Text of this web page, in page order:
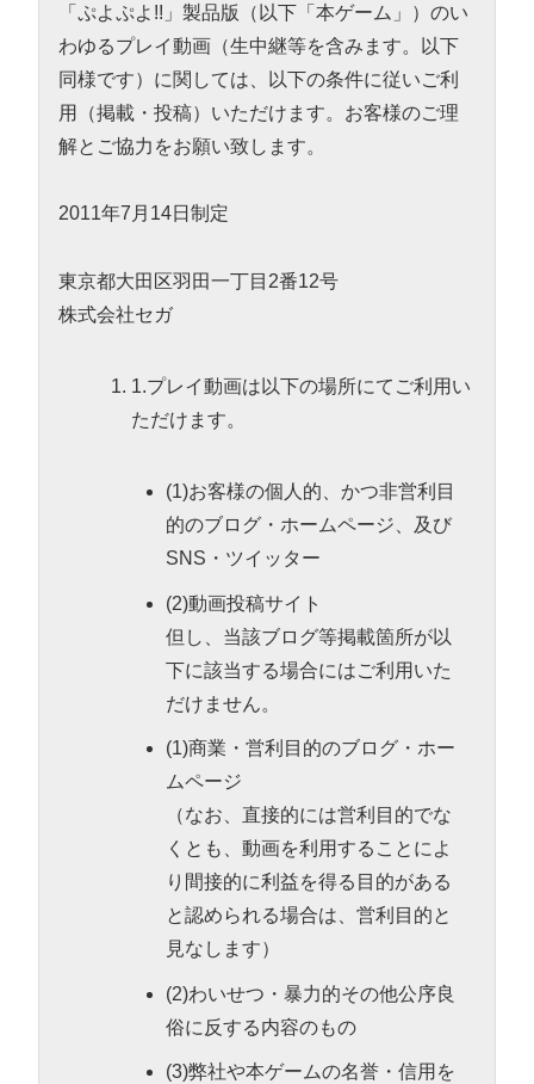
「ぷよぷよ!!」製品版（以下「本ゲーム」）のい
わゆるプレイ動画（生中継等を含みます。以下
同様です）に関しては、以下の条件に従いご利
用（掲載・投稿）いただけます。お客様のご理
解とご協力をお願い致します。
2011年7月14日制定
東京都大田区羽田一丁目2番12号
株式会社セガ
1.プレイ動画は以下の場所にてご利用い
ただけます。
(1)お客様の個人的、かつ非営利目
的のブログ・ホームページ、及び
SNS・ツイッター
(2)動画投稿サイト
但し、当該ブログ等掲載箇所が以
下に該当する場合にはご利用いた
だけません。
(1)商業・営利目的のブログ・ホー
ムページ
（なお、直接的には営利目的でな
くとも、動画を利用することによ
り間接的に利益を得る目的がある
と認められる場合は、営利目的と
見なします）
(2)わいせつ・暴力的その他公序良
俗に反する内容のもの
(3)弊社や本ゲームの名誉・信用を